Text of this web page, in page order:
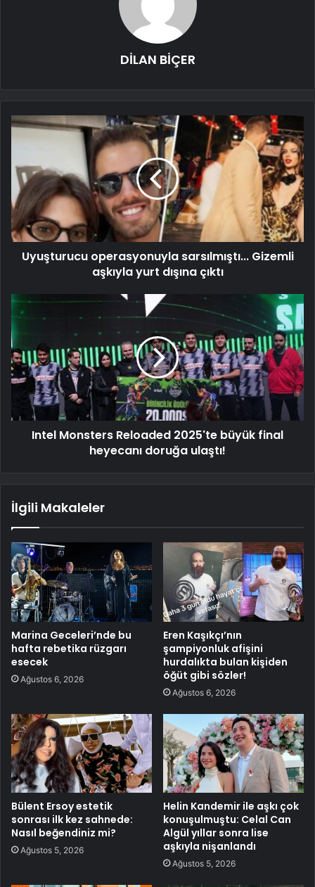
DİLAN BİÇER
Uyuşturucu operasyonuyla sarsılmıştı... Gizemli
aşkıyla yurt dışına çıktı
Intel Monsters Reloaded 2025'te büyük final
heyecanı doruğa ulaştı!
İlgili Makaleler
Marina Geceleri’nde bu
hafta rebetika rüzgarı
esecek
Ağustos 6, 2026
Eren Kaşıkçı’nın
şampiyonluk afişini
hurdalıkta bulan kişiden
öğüt gibi sözler!
Ağustos 6, 2026
Bülent Ersoy estetik
sonrası ilk kez sahnede:
Nasıl beğendiniz mi?
Ağustos 5, 2026
Helin Kandemir ile aşkı çok
konuşulmuştu: Celal Can
Algül yıllar sonra lise
aşkıyla nişanlandı
Ağustos 5, 2026